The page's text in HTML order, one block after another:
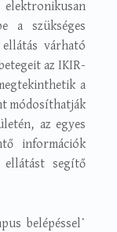
elektronikusan
a szükséges
ellátás várható
az IKIR-
a
módosíthatják
az egyes
információk
ellátást segítő
belépéssel*